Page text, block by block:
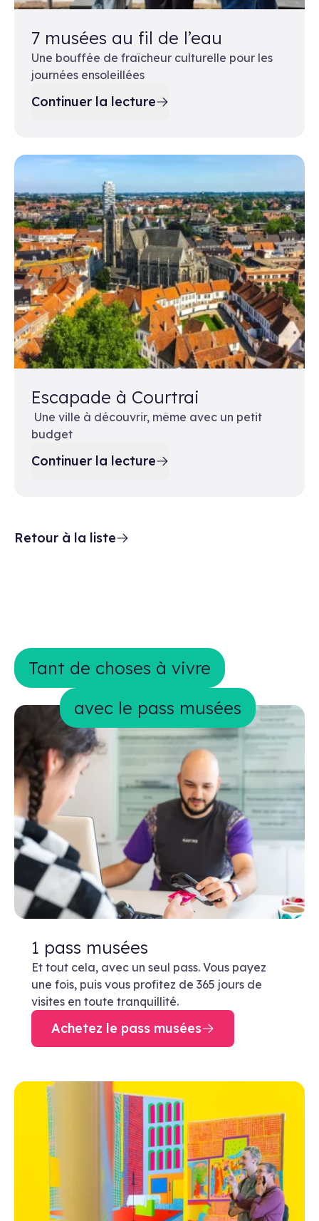
7 musées au fil de l’eau
Une bouffée de fraîcheur culturelle pour les
journées ensoleillées
Continuer la lecture
Escapade à Courtrai
Une ville à découvrir, même avec un petit
budget
Continuer la lecture
Retour à la liste
Tant de choses à vivre avec le pass
Tant de choses à vivre
avec le pass musées
1 pass musées
Et tout cela, avec un seul pass. Vous payez
une fois, puis vous profitez de 365 jours de
visites en toute tranquillité.
Achetez le pass musées